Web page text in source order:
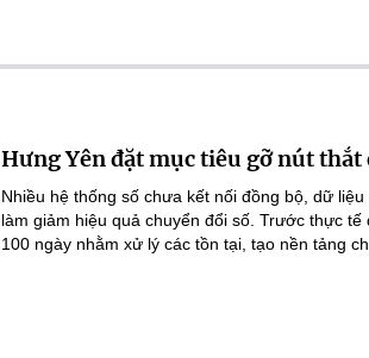
Hưng Yên đặt mục tiêu gỡ nút
Nhiều hệ thống số chưa kết nối đồng bộ, dữ
làm giảm hiệu quả chuyển đổi số. Trước thực
100 ngày nhằm xử lý các tồn tại, tạo nền tảng